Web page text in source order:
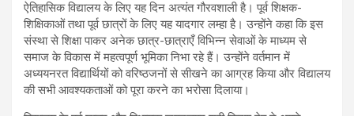
ऐतिहासिक विद्यालय के लिए यह दिन अत्यंत गौरवशाली है। पूर्व शिक्षक-
शिक्षिकाओं तथा पूर्व छात्रों के लिए यह यादगार लम्हा है। उन्होंने कहा कि इस
संस्था से शिक्षा पाकर अनेक छात्र-छात्राएँ विभिन्न सेवाओं के माध्यम से
समाज के विकास में महत्वपूर्ण भूमिका निभा रहे हैं। उन्होंने वर्तमान में
अध्ययनरत विद्यार्थियों को वरिष्ठजनों से सीखने का आग्रह किया और विद्यालय
की सभी आवश्यकताओं को पूरा करने का भरोसा दिलाया।